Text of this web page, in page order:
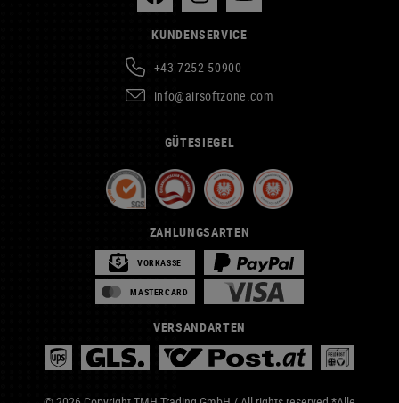
KUNDENSERVICE
+43 7252 50900
info@airsoftzone.com
GÜTESIEGEL
ZAHLUNGSARTEN
VORKASSE
MASTERCARD
VERSANDARTEN